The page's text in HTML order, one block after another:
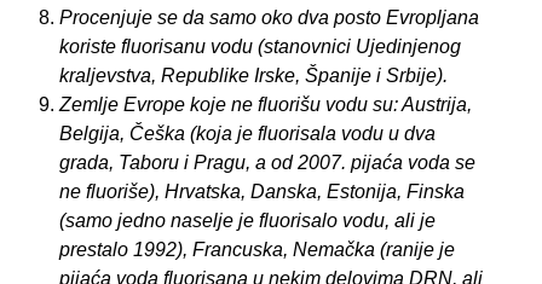
Procenjuje se da samo oko dva posto Evropljana
koriste fluorisanu vodu (stanovnici Ujedinjenog
kraljevstva, Republike Irske, Španije i Srbije).
Zemlje Evrope koje ne fluorišu vodu su: Austrija,
Belgija, Češka (koja je fluorisala vodu u dva
grada, Taboru i Pragu, a od 2007. pijaća voda se
ne fluoriše), Hrvatska, Danska, Estonija, Finska
(samo jedno naselje je fluorisalo vodu, ali je
prestalo 1992), Francuska, Nemačka (ranije je
pijaća voda fluorisana u nekim delovima DRN, ali